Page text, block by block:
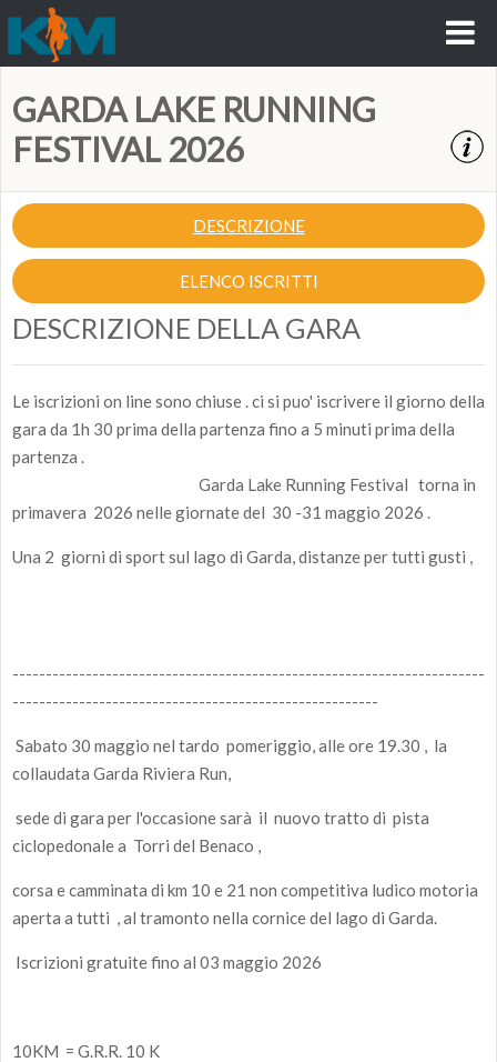
GARDA LAKE RUNNING
FESTIVAL 2026
DESCRIZIONE
ELENCO ISCRITTI
DESCRIZIONE DELLA GARA
Le iscrizioni on line sono chiuse . ci si puo' iscrivere il giorno della
gara da 1h 30 prima della partenza fino a 5 minuti prima della
partenza .
Garda Lake Running Festival torna in
primavera 2026 nelle giornate del 30 -31 maggio 2026 .
Una 2 giorni di sport sul lago di Garda, distanze per tutti gusti ,
-----------------------------------------------------------------------
-------------------------------------------------------
Sabato 30 maggio nel tardo pomeriggio, alle ore 19.30 , la
collaudata Garda Riviera Run,
sede di gara per l'occasione sarà il nuovo tratto di pista
ciclopedonale a Torri del Benaco ,
corsa e camminata di km 10 e 21 non competitiva ludico motoria
aperta a tutti , al tramonto nella cornice del lago di Garda.
Iscrizioni gratuite fino al 03 maggio 2026
10KM = G.R.R. 10 K